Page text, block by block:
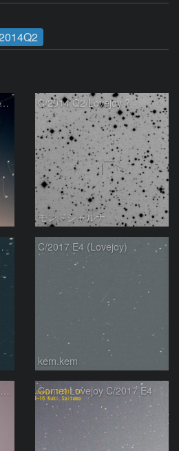
コンデジで撮ったラブジョイ彗星（3） C/2014 Q2/Lovejoy ?
モンドシャルナ
彗星） C/2017 E4 (Lovejoy)
kem.kem
4/19未明ラブジョイ彗星(C/2017E4)とM31 Comet Lovejoy C/2017 E4